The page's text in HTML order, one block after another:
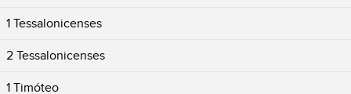
1 Tessalonicenses
2 Tessalonicenses
1 Timóteo